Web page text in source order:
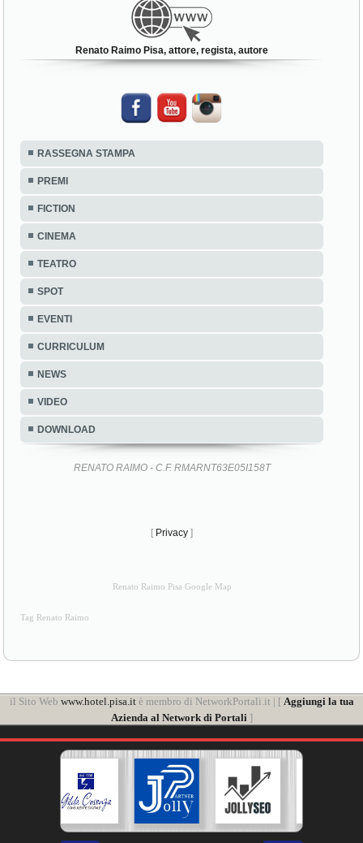
Renato Raimo Pisa, attore, regista, autore
RASSEGNA STAMPA
PREMI
FICTION
CINEMA
TEATRO
SPOT
EVENTI
CURRICULUM
NEWS
VIDEO
DOWNLOAD
RENATO RAIMO - C.F. RMARNT63E05I158T
[ Privacy ]
Renato Raimo Pisa Google Map
Tag Renato Raimo
il Sito Web www.hotel.pisa.itè membro di NetworkPortali.it | [ Aggiungi la tua
Azienda al Network di Portali]